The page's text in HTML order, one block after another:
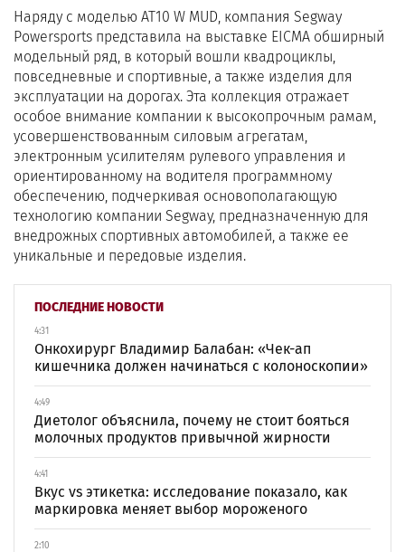
ПОСЛЕДНИЕ НОВОСТИ
4:31
Онкохирург Владимир Балабан: «Чек-ап
кишечника должен начинаться с колоноскопии»
4:49
Диетолог объяснила, почему не стоит бояться
молочных продуктов привычной жирности
4:41
Вкус vs этикетка: исследование показало, как
маркировка меняет выбор мороженого
2:10
Наряду с моделью AT10 W MUD, компания Segway
Powersports представила на выставке EICMA обширный
модельный ряд, в который вошли квадроциклы,
повседневные и спортивные, а также изделия для
эксплуатации на дорогах. Эта коллекция отражает
особое внимание компании к высокопрочным рамам,
усовершенствованным силовым агрегатам,
электронным усилителям рулевого управления и
ориентированному на водителя программному
обеспечению, подчеркивая основополагающую
технологию компании Segway, предназначенную для
внедрожных спортивных автомобилей, а также ее
уникальные и передовые изделия.